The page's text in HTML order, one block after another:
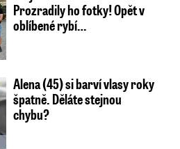
Prozradily ho fotky! Opět v
oblíbené rybí…
Alena (45) si barví vlasy roky
špatně. Děláte stejnou
chybu?